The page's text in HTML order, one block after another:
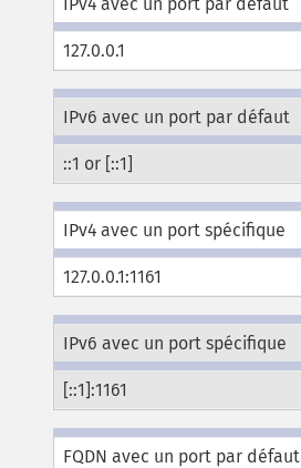
127.0.0.1
IPv6 avec un port par défaut
::1 or [::1]
IPv4 avec un port spécifique
127.0.0.1:1161
IPv6 avec un port spécifique
[::1]:1161
FQDN avec un port par défaut